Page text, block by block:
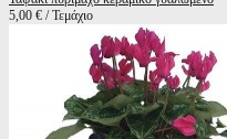
5,00 € / Τεμάχιο